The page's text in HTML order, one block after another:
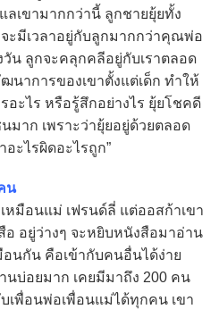
ลเขามากกว่านี้ ลูกชายยุ้ยทั้ง
ะมีเวลาอยู่กับลูกมากกว่าคุณพ่อ
น ลูกจะคลุกคลีอยู่กับเราตลอด
นาการของเขาตั้งแต่เด็ก ทำให้
อะไร หรือรู้สึกอย่างไร ยุ้ยโชคดี
มาก เพราะว่ายุ้ยอยู่ด้วยตลอด
อะไรผิดอะไรถูก”
น
หมือนแม่ เฟรนด์ลี่ แต่ออสก้าเขา
อ อยู่ว่างๆ จะหยิบหนังสือมาอ่าน
นกัน คือเข้ากับคนอื่นได้ง่าย
นบ่อยมาก เคยมีมาถึง 200 คน
เพื่อนพ่อเพื่อนแม่ได้ทุกคน เขา